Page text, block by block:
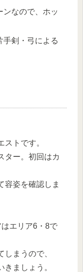
ンなので、ホッ
手剣・弓による
トです。
ター。初回はカ
容姿を確認しま
エリア6・8で
まうので、
ましょう。